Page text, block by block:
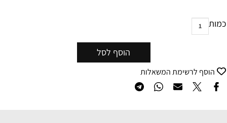
כמות
הוסף לסל
הוסף לרשימת המשאלות